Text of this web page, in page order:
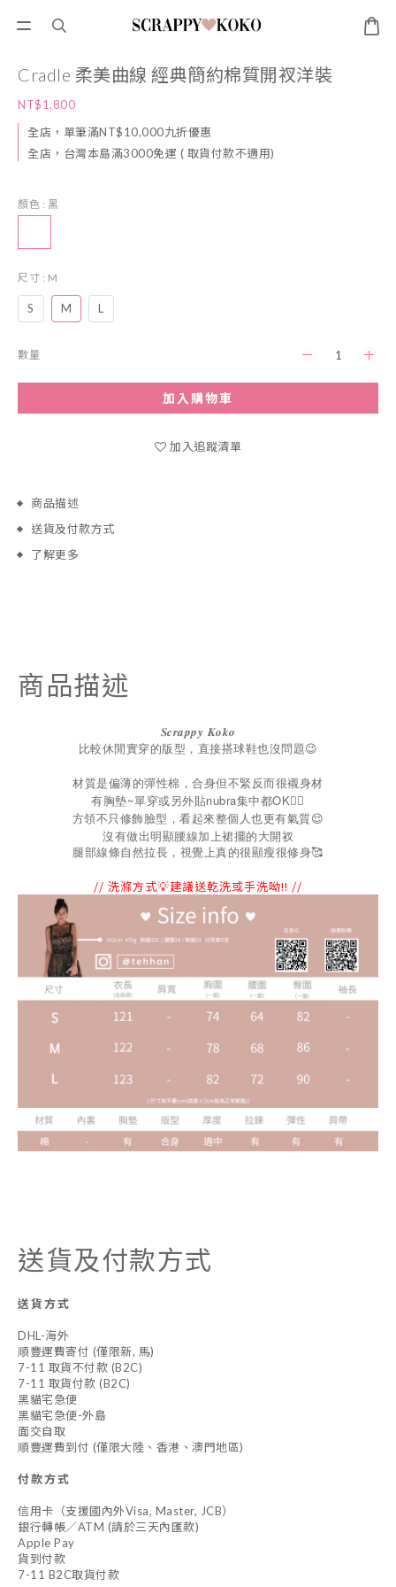
Cradle 柔美曲線 經典簡約棉質開衩洋裝
NT$1,800
全店，單筆滿NT$10,000九折優惠
全店，台灣本島滿3000免運 ( 取貨付款不適用)
顏色 : 黑
尺寸 : M
S M L
數量
加入購物車
加入追蹤清單
商品描述
送貨及付款方式
了解更多
商品描述
𝑺𝒄𝒓𝒂𝒑𝒑𝒚 𝑲𝒐𝒌𝒐
比較休閒實穿的版型，直接搭球鞋也沒問題😉
材質是偏薄的彈性棉，合身但不緊反而很襯身材
有胸墊~單穿或另外貼nubra集中都OK👌🏻
方領不只修飾臉型，看起來整個人也更有氣質😌
沒有做出明顯腰線加上裙擺的大開衩
腿部線條自然拉長，視覺上真的很顯瘦很修身🥰
// 洗滌方式💡建議送乾洗或手洗呦!! //
送貨及付款方式
送貨方式
DHL-海外
順豐運費寄付 (僅限新, 馬)
7-11 取貨不付款 (B2C)
7-11 取貨付款 (B2C)
黑貓宅急便
黑貓宅急便-外島
面交自取
順豐運費到付 (僅限大陸、香港、澳門地區)
付款方式
信用卡（支援國內外Visa, Master, JCB）
銀行轉帳／ATM (請於三天內匯款)
Apple Pay
貨到付款
7-11 B2C取貨付款